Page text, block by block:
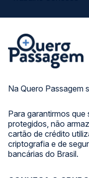
Na Quero Passagem
Para garantirmos que
protegidos, não
cartão de crédito
criptografia e de
bancárias do Brasil.